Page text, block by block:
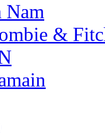
Nam
&